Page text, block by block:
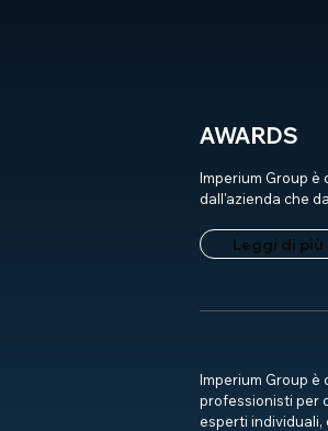
AWARDS
Imperium Group
dall'azienda che
Leggi di più
Imperium Group è
professionisti per
esperti